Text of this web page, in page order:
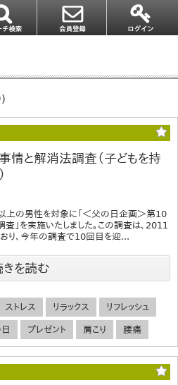
情と解消法調査（子どもを持
上の男性を対象に「＜父の日企画＞第10
」を実施いたしました。この調査は、2011
り、今年の調査で10回目を迎...
きを読む
ストレス リラックス リフレッシュ
プレゼント 肩こり 腰痛